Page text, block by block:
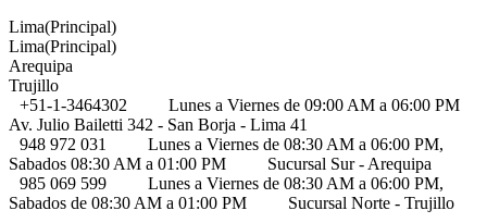
Lima(Principal)
Lima(Principal)
Arequipa
Trujillo
+51-1-3464302
Lunes a Viernes de 09:00 AM a 06:00 PM
Av. Julio Bailetti 342 - San Borja - Lima 41
948 972 031
Lunes a Viernes de 08:30 AM a 06:00 PM,
Sabados 08:30 AM a 01:00 PM
Sucursal Sur - Arequipa
985 069 599
Lunes a Viernes de 08:30 AM a 06:00 PM,
Sabados de 08:30 AM a 01:00 PM
Sucursal Norte - Trujillo